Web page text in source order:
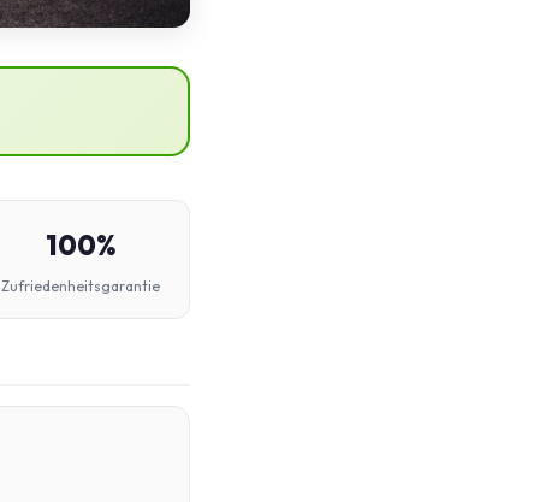
100%
Zufriedenheitsgarantie